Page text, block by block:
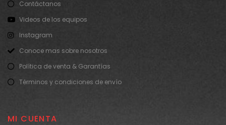
Contáctanos
Videos de los equipos
Instagram
Conoce mas sobre nosotros
Política de venta & Garantías
Términos y condiciones de envío
MI CUENTA